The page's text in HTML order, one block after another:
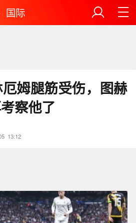
国际
姆腿筋受伤，图赫
察他了
13:12